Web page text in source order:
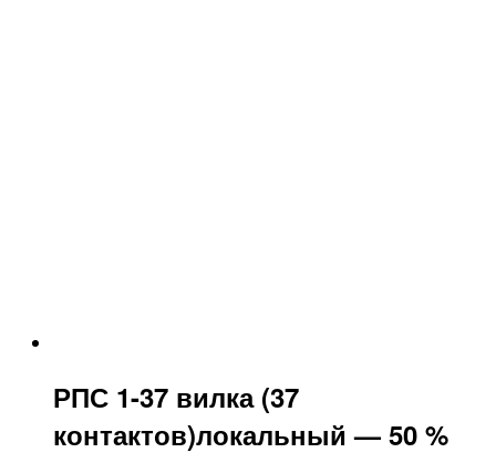
РПС 1-37 вилка (37
контактов)локальный — 50 %